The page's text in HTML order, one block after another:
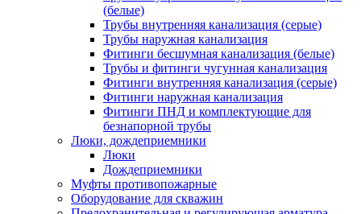
(белые)
Трубы внутренняя канализация (серые)
Трубы наружная канализация
Фитинги бесшумная канализация (белые)
Трубы и фитинги чугунная канализация
Фитинги внутренняя канализация (серые)
Фитинги наружная канализация
Фитинги ПНД и комплектующие для
безнапорной трубы
Люки, дождеприемники
Люки
Дождеприемники
Муфты противопожарные
Оборудование для скважин